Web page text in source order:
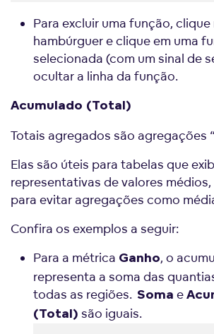
Para excluir uma função,
hambúrguer e clique em uma
selecionada (com um sinal de
ocultar a linha da função.
Acumulado (Total)
Totais agregados são agregações
Elas são úteis para tabelas que
representativas de valores
para evitar agregações como
Confira os exemplos a seguir:
Para a métrica Ganho, o
representa a soma das
todas as regiões. Soma e
(Total) são iguais.